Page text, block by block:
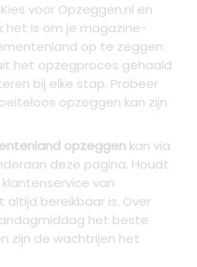
voor Opzeggen.nl en
het is om je magazine-
op te zeggen.
het opzegproces gehaald
bij elke stap. Probeer
opzeggen kan zijn
opzeggen kan via
deze pagina. Houdt
van
bereikbaar is. Over
het beste
zijn de wachtrijen het